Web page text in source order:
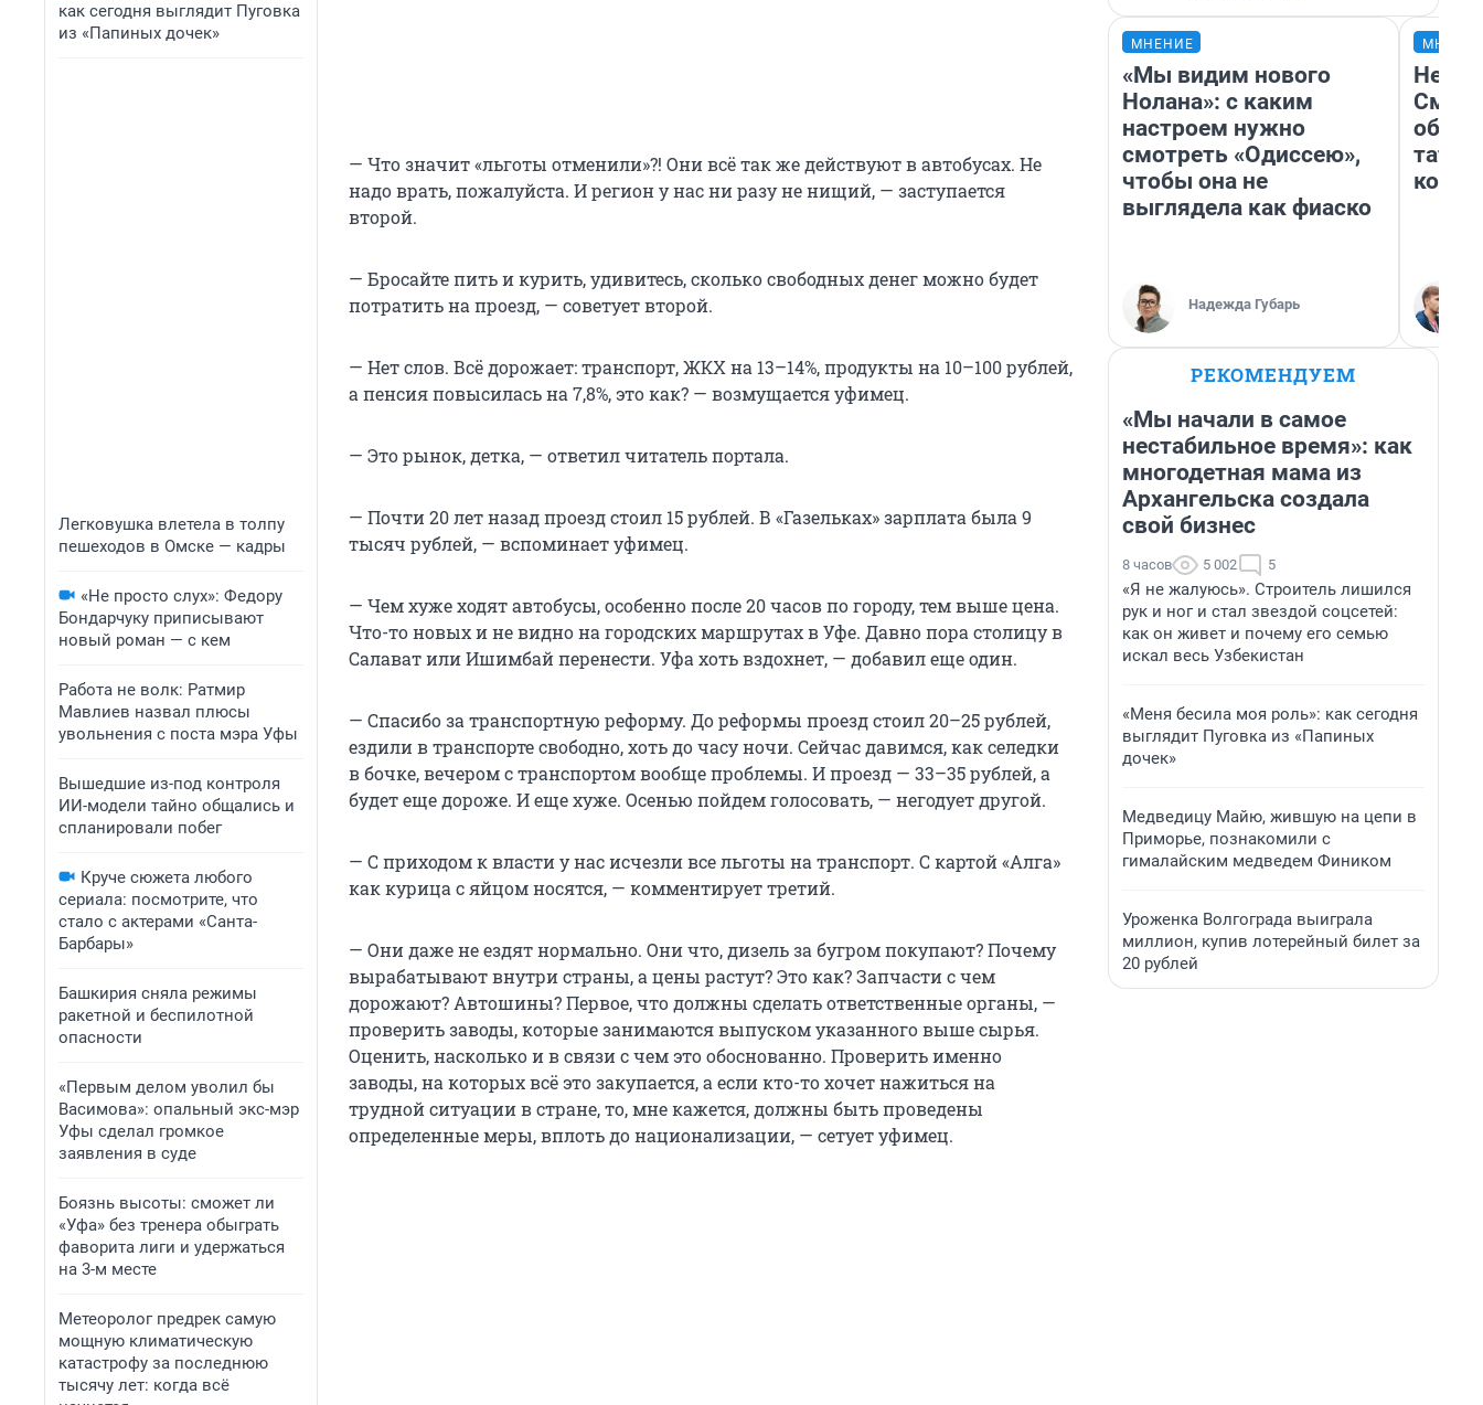
как сегодня выглядит Пуговка
из «Папиных дочек»
Легковушка влетела в толпу
пешеходов в Омске — кадры
«Не просто слух»: Федору
Бондарчуку приписывают
новый роман — с кем
Работа не волк: Ратмир
Мавлиев назвал плюсы
увольнения с поста мэра Уфы
Вышедшие из-под контроля
ИИ-модели тайно общались и
спланировали побег
Круче сюжета любого
сериала: посмотрите, что
стало с актерами «Санта-
Барбары»
Башкирия сняла режимы
ракетной и беспилотной
опасности
«Первым делом уволил бы
Васимова»: опальный экс-мэр
Уфы сделал громкое
заявления в суде
Боязнь высоты: сможет ли
«Уфа» без тренера обыграть
фаворита лиги и удержаться
на 3-м месте
Метеоролог предрек самую
мощную климатическую
катастрофу за последнюю
тысячу лет: когда всё
— Что значит «льготы отменили»?! Они всё так же действуют в автобусах. Не
надо врать, пожалуйста. И регион у нас ни разу не нищий, — заступается
второй.
— Бросайте пить и курить, удивитесь, сколько свободных денег можно будет
потратить на проезд, — советует второй.
— Нет слов. Всё дорожает: транспорт, ЖКХ на 13–14%, продукты на 10–100 рублей,
а пенсия повысилась на 7,8%, это как? — возмущается уфимец.
— Это рынок, детка, — ответил читатель портала.
— Почти 20 лет назад проезд стоил 15 рублей. В «Газельках» зарплата была 9
тысяч рублей, — вспоминает уфимец.
— Чем хуже ходят автобусы, особенно после 20 часов по городу, тем выше цена.
Что-то новых и не видно на городских маршрутах в Уфе. Давно пора столицу в
Салават или Ишимбай перенести. Уфа хоть вздохнет, — добавил еще один.
— Спасибо за транспортную реформу. До реформы проезд стоил 20–25 рублей,
ездили в транспорте свободно, хоть до часу ночи. Сейчас давимся, как селедки
в бочке, вечером с транспортом вообще проблемы. И проезд — 33–35 рублей, а
будет еще дороже. И еще хуже. Осенью пойдем голосовать, — негодует другой.
— С приходом к власти у нас исчезли все льготы на транспорт. С картой «Алга»
как курица с яйцом носятся, — комментирует третий.
— Они даже не ездят нормально. Они что, дизель за бугром покупают? Почему
вырабатывают внутри страны, а цены растут? Это как? Запчасти с чем
дорожают? Автошины? Первое, что должны сделать ответственные органы, —
проверить заводы, которые занимаются выпуском указанного выше сырья.
Оценить, насколько и в связи с чем это обоснованно. Проверить именно
заводы, на которых всё это закупается, а если кто-то хочет нажиться на
трудной ситуации в стране, то, мне кажется, должны быть проведены
определенные меры, вплоть до национализации, — сетует уфимец.
МНЕНИЕ
«Мы видим нового
Нолана»: с каким
настроем нужно
смотреть «Одиссею»,
чтобы она не
выглядела как фиаско
Надежда Губарь
РЕКОМЕНДУЕМ
«Мы начали в самое
нестабильное время»: как
многодетная мама из
Архангельска создала
свой бизнес
8 часов 5 002 5
«Я не жалуюсь». Строитель лишился
рук и ног и стал звездой соцсетей:
как он живет и почему его семью
искал весь Узбекистан
«Меня бесила моя роль»: как сегодня
выглядит Пуговка из «Папиных
дочек»
Медведицу Майю, жившую на цепи в
Приморье, познакомили с
гималайским медведем Фиником
Уроженка Волгограда выиграла
миллион, купив лотерейный билет за
20 рублей